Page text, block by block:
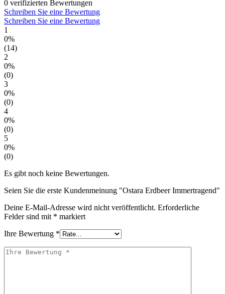
0 verifizierten Bewertungen
Schreiben Sie eine Bewertung
Schreiben Sie eine Bewertung
1
0%
(14)
2
0%
(0)
3
0%
(0)
4
0%
(0)
5
0%
(0)
Es gibt noch keine Bewertungen.
Seien Sie die erste Kundenmeinung "Ostara Erdbeer Immertragend"
Deine E-Mail-Adresse wird nicht veröffentlicht. Erforderliche
Felder sind mit * markiert
Ihre Bewertung *